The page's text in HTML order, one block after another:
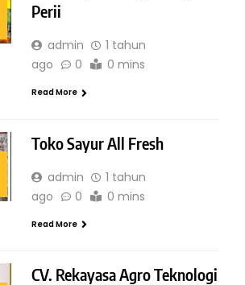
Perii
admin
1 tahun
ago
0 0 mins
Read More
Toko Sayur All Fresh
admin
1 tahun
ago
0 0 mins
Read More
CV. Rekayasa Agro Teknologi